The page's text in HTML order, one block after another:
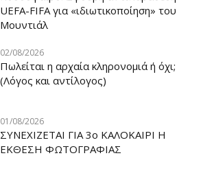
UEFA-FIFA για «ιδιωτικοποίηση» του
Μουντιάλ
02/08/2026
Πωλείται η αρχαία κληρονομιά ή όχι;
(Λόγος και αντίλογος)
01/08/2026
ΣΥΝΕΧΙΖΕΤΑΙ ΓΙΑ 3ο ΚΑΛΟΚΑΙΡΙ Η
ΕΚΘΕΣΗ ΦΩΤΟΓΡΑΦΙΑΣ